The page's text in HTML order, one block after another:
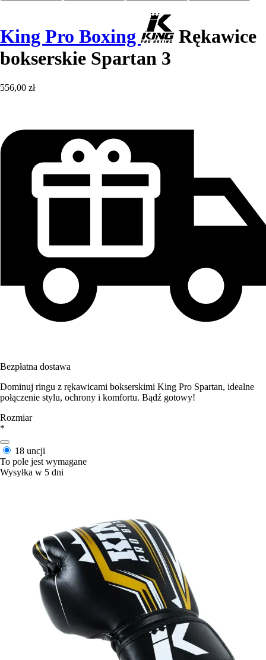
King Pro Boxing
Rękawice
bokserskie Spartan 3
556,00 zł
Bezpłatna dostawa
Dominuj ringu z rękawicami bokserskimi King Pro Spartan, idealne
połączenie stylu, ochrony i komfortu. Bądź gotowy!
Rozmiar
*
18 uncji
To pole jest wymagane
Wysyłka w 5 dni